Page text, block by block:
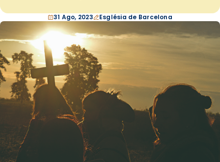
31 Ago, 2023 Església de Barcelona